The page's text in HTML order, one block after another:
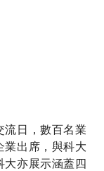
流日，數百名業
業出席，與科大
大亦展示涵蓋四